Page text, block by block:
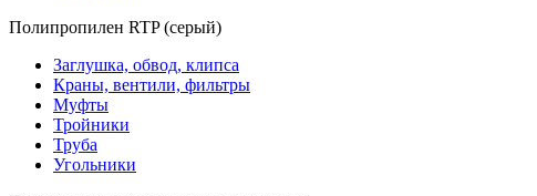
Полипропилен RTP (серый)
Заглушка, обвод, клипса
Краны, вентили, фильтры
Муфты
Тройники
Труба
Угольники